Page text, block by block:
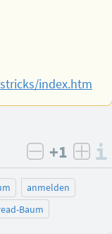
index.htm
negativ
+1
anmelden
Baum